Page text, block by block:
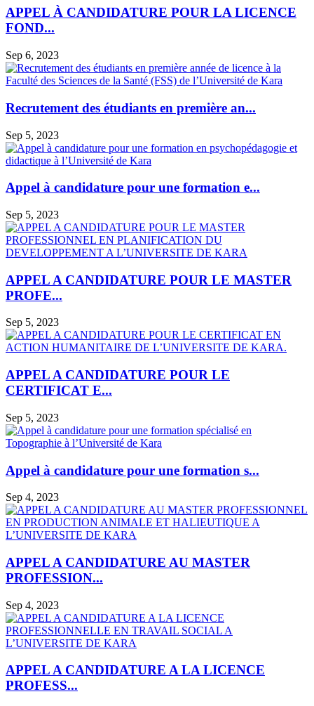
APPEL À CANDIDATURE POUR LA LICENCE
FOND...
Sep 6, 2023
Recrutement des étudiants en première an...
Sep 5, 2023
Appel à candidature pour une formation e...
Sep 5, 2023
APPEL A CANDIDATURE POUR LE MASTER
PROFE...
Sep 5, 2023
APPEL A CANDIDATURE POUR LE
CERTIFICAT E...
Sep 5, 2023
Appel à candidature pour une formation s...
Sep 4, 2023
APPEL A CANDIDATURE AU MASTER
PROFESSION...
Sep 4, 2023
APPEL A CANDIDATURE A LA LICENCE
PROFESS...